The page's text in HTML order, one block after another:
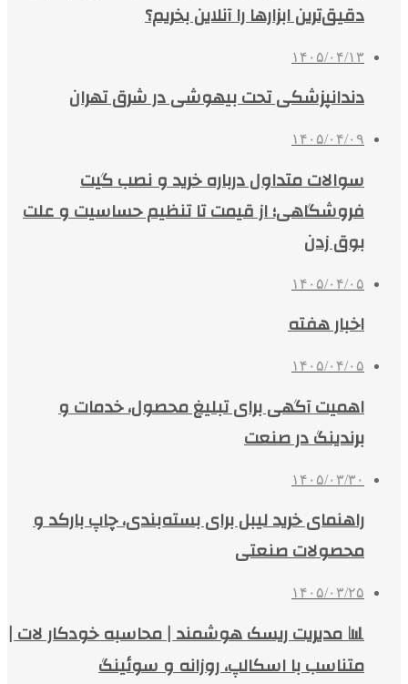
دقیق‌ترین ابزارها را آنلاین بخریم؟
۱۴۰۵/۰۴/۱۳
دندانپزشکی تحت بیهوشی در شرق تهران
۱۴۰۵/۰۴/۰۹
سوالات متداول درباره خرید و نصب گیت
فروشگاهی؛ از قیمت تا تنظیم حساسیت و علت
بوق زدن
۱۴۰۵/۰۴/۰۵
اخبار هفته
۱۴۰۵/۰۴/۰۵
اهمیت آگهی برای تبلیغ محصول، خدمات و
برندینگ در صنعت
۱۴۰۵/۰۳/۳۰
راهنمای خرید لیبل برای بسته‌بندی، چاپ بارکد و
محصولات صنعتی
۱۴۰۵/۰۳/۲۵
📊 مدیریت ریسک هوشمند | محاسبه خودکار لات |
متناسب با اسکالپ، روزانه و سوئینگ